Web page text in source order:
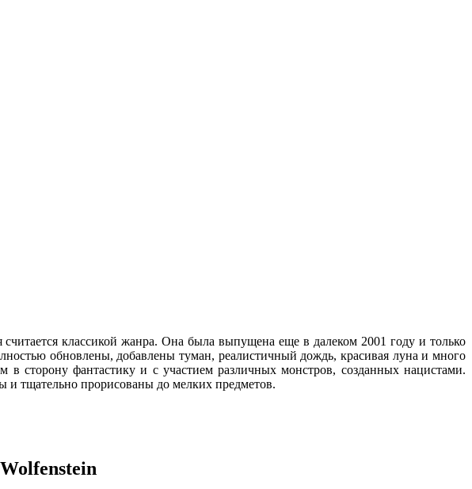
классикой жанра. Она была выпущена еще в далеком 2001 году и только
обновлены, добавлены туман, реалистичный дождь, красивая луна и много
сторону фантастику и с участием различных монстров, созданных нацистами.
тщательно прорисованы до мелких предметов.